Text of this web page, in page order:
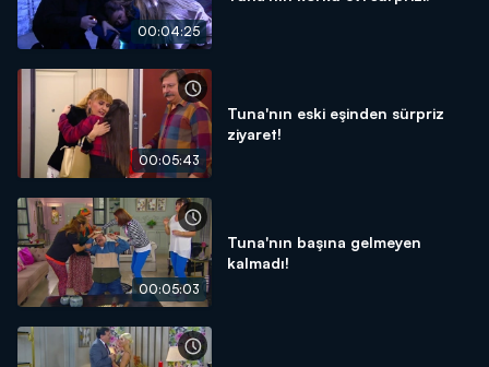
00:04:25
00:05:43
Tuna'nın eski eşinden sürpriz
ziyaret!
00:05:03
Tuna'nın başına gelmeyen
kalmadı!